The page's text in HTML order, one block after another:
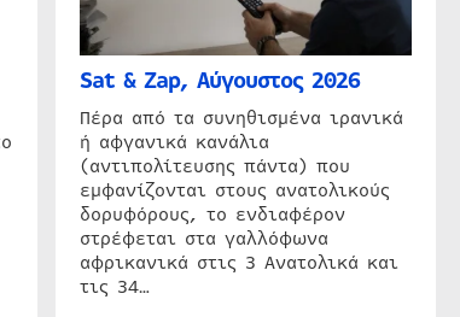
Sat & Zap, Αύγουστος 2026
Πέρα από τα συνηθισμένα ιρανικά
ή αφγανικά κανάλια
(αντιπολίτευσης πάντα) που
εμφανίζονται στους ανατολικούς
δορυφόρους, το ενδιαφέρον
στρέφεται στα γαλλόφωνα
αφρικανικά στις 3 Ανατολικά και
τις 34…